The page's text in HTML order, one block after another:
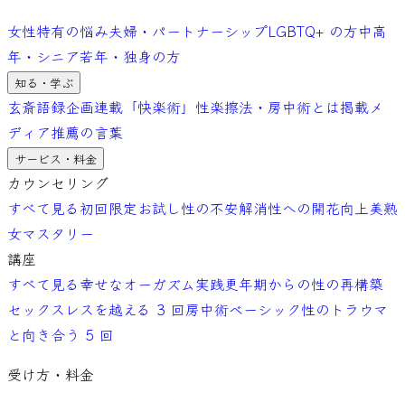
女性特有の悩み夫婦・パートナーシップLGBTQ+ の方中高
年・シニア若年・独身の方
知る・学ぶ
玄斎語録企画連載「快楽術」 性楽擦法・房中術とは掲載メ
ディア推薦の言葉
サービス・料金
カウンセリング
すべて見る 初回限定お試し性の不安解消性への開花向上美熟
女マスタリー
講座
すべて見る 幸せなオーガズム実践更年期からの性の再構築
セックスレスを越える 3 回房中術ベーシック性のトラウマ
と向き合う 5 回
受け方・料金